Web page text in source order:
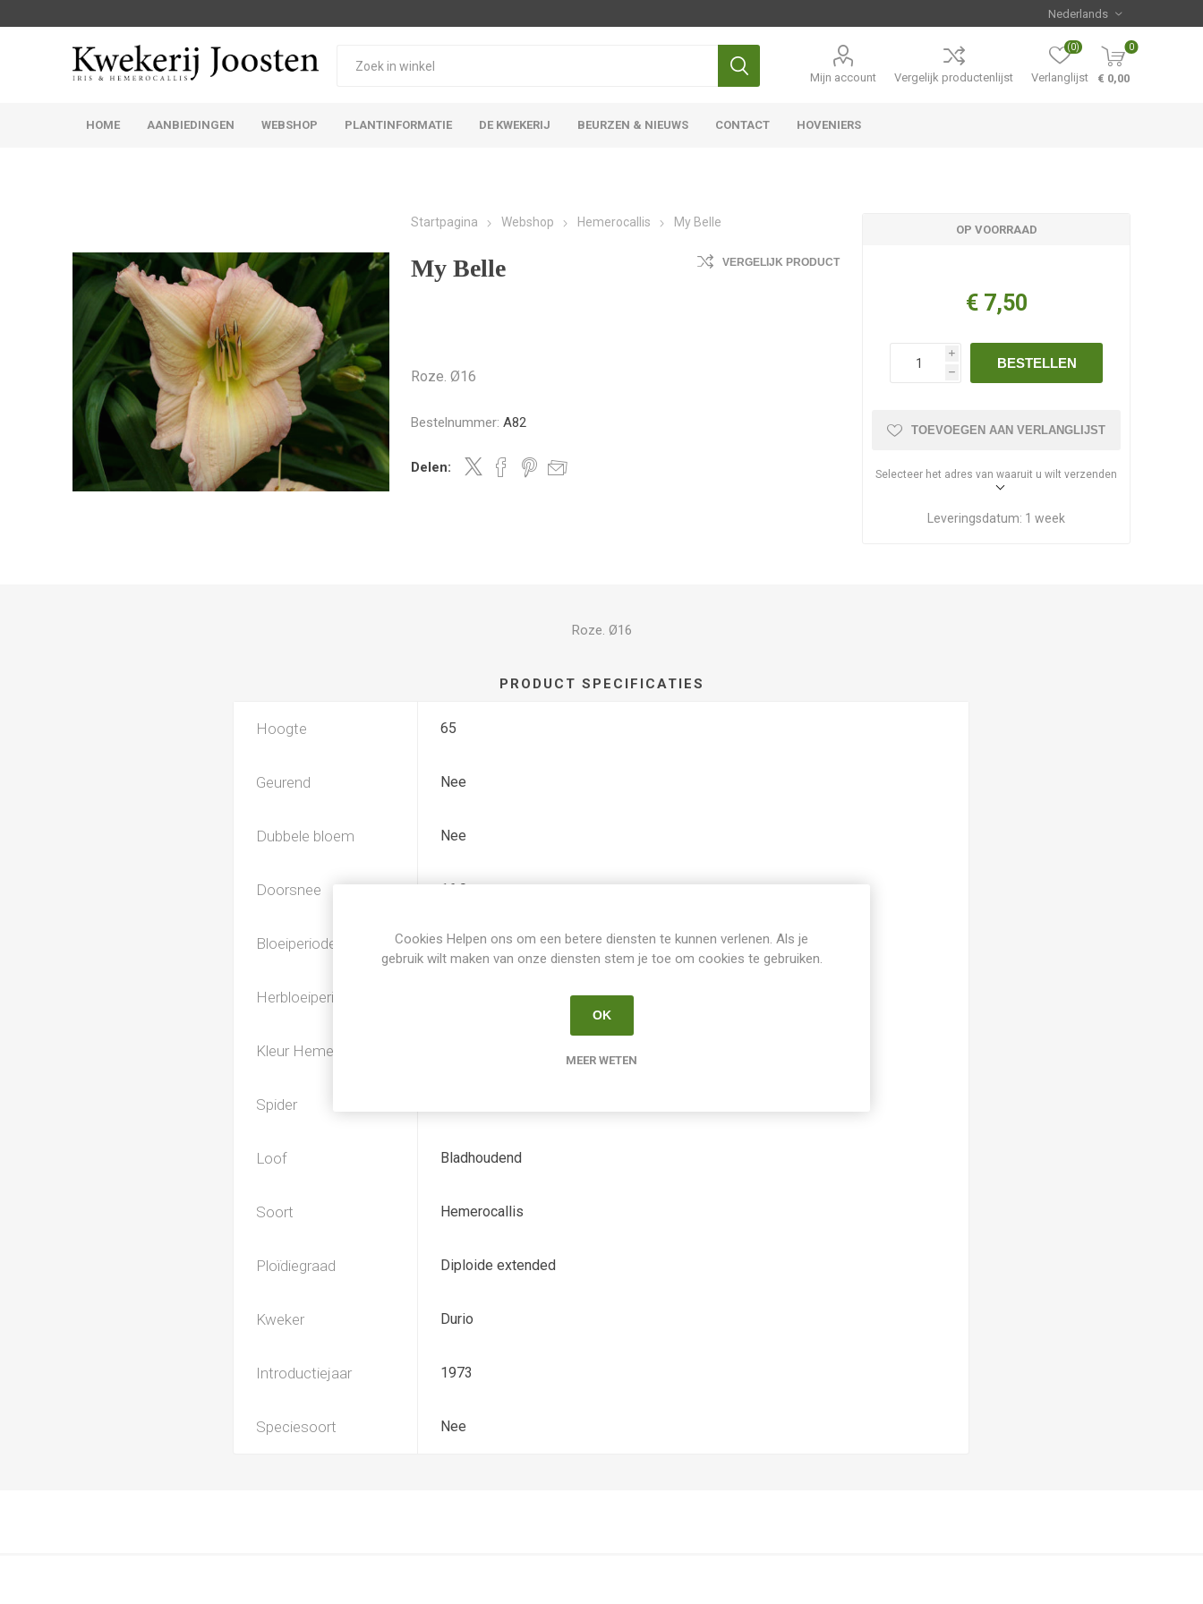
Mijn account Vergelijk productenlijst Verlanglijst
(0) 0
€ 0,00
HOME AANBIEDINGEN WEBSHOP PLANTINFORMATIE DE KWEKERIJ BEURZEN & NIEUWS CONTACT HOVENIERS
Startpagina Webshop Hemerocallis My Belle
My Belle VERGELIJK PRODUCT
Roze. Ø16
Bestelnummer: A82
Delen:
OP VOORRAAD
€ 7,50
i
h
BESTELLEN
TOEVOEGEN AAN VERLANGLIJST
Selecteer het adres van waaruit u wilt verzenden
Leveringsdatum: 1 week
Roze. Ø16
PRODUCT SPECIFICATIES
Hoogte 65
Geurend Nee
Dubbele bloem Nee
Doorsnee 16.0
Bloeiperiode Juni
Herbloeiperiode
Kleur Hemerocallis
Spider
Loof Bladhoudend
Soort Hemerocallis
Ploïdiegraad Diploide extended
Kweker Durio
Introductiejaar 1973
Speciesoort Nee
Cookies Helpen ons om een betere diensten te kunnen verlenen. Als je
gebruik wilt maken van onze diensten stem je toe om cookies te gebruiken.
OK
MEER WETEN